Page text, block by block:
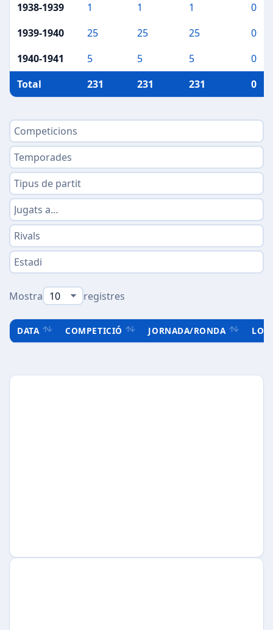
1938-1939
1 1 1
0
1939-1940
25 25 25
0
1940-1941
5 5 5
0
Total
231 231 231 0
Mostra registres
DATA COMPETICIÓ JORNADA/RONDA